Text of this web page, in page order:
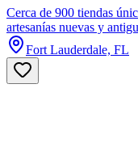
Cerca de 900 tiendas
artesanías nuevas y
Fort Lauderdale, FL